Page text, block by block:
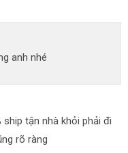
anh nhé
ship tận nhà khỏi phải đi
rõ ràng